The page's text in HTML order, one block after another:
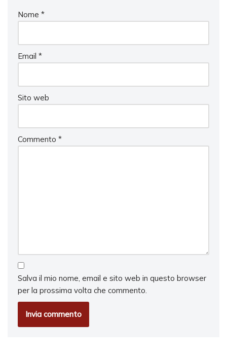
Nome *
Email *
Sito web
Commento *
Salva il mio nome, email e sito web in questo browser
per la prossima volta che commento.